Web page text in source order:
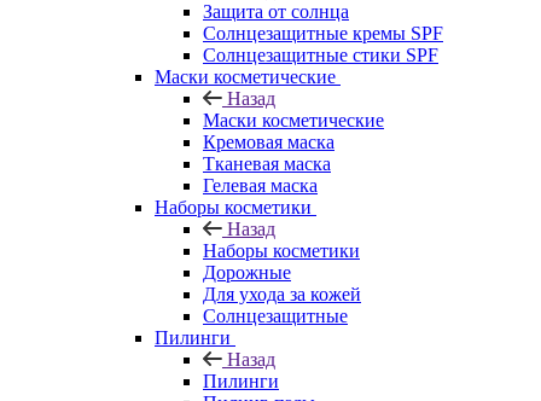
Защита от солнца
Солнцезащитные кремы SPF
Солнцезащитные стики SPF
Маски косметические
Назад
Маски косметические
Кремовая маска
Тканевая маска
Гелевая маска
Наборы косметики
Назад
Наборы косметики
Дорожные
Для ухода за кожей
Солнцезащитные
Пилинги
Назад
Пилинги